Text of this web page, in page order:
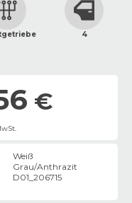
4
€
Weiß
Grau/Anthrazit
D01_206715